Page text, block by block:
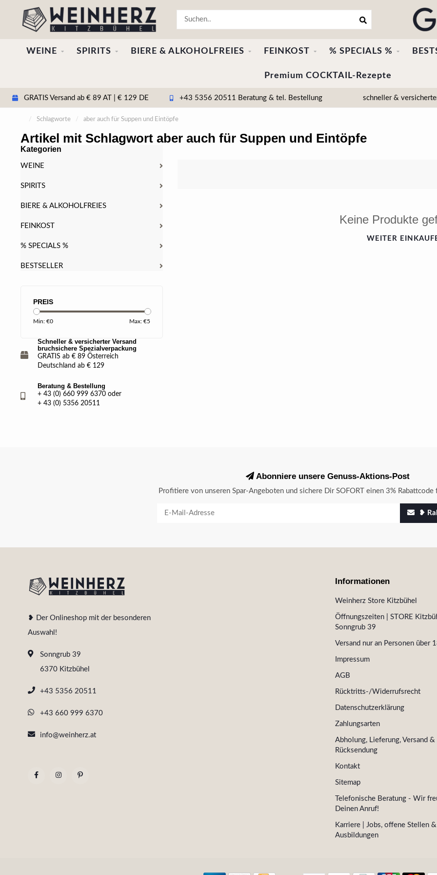
WEINE SPIRITS BIERE & ALKOHOLFREIES FEINKOST % SPECIALS %
Premium COCKTAIL-Rezepte
GRATIS Versand ab € 89 AT | € 129 DE +43 5356 20511 Beratung & tel. Bestellung schneller &
/ Schlagworte / aber auch für Suppen und Eintöpfe
Artikel mit Schlagwort aber auch für Suppen und Eintöpfe
PREIS
Min: €0 Max: €5
Kategorien
WEINE
SPIRITS
BIERE & ALKOHOLFREIES
FEINKOST
% SPECIALS %
BESTSELLER
Schneller & versicherter Versand
bruchsichere Spezialverpackung
GRATIS ab € 89 Österreich
Deutschland ab € 129
Beratung & Bestellung
+ 43 (0) 660 999 6370 oder
+ 43 (0) 5356 20511
Keine Produkte
WEITER
Abonniere unsere Genuss-Aktions-Post
Profitiere von unseren Spar-Angeboten und sichere Dir SOFORT einen 3% Rabattcode
❥
❥ Der Onlineshop mit der besonderen
Auswahl!
Sonngrub 39
6370 Kitzbühel
+43 5356 20511
+43 660 999 6370
info@weinherz.at
Informationen
Weinherz Store Kitzbühel
Öffnungszeiten | STORE
Sonngrub 39
Versand nur an Personen über
Impressum
AGB
Rücktritts-/Widerrufsrecht
Datenschutzerklärung
Zahlungsarten
Abholung, Lieferung, Versand &
Rücksendung
Kontakt
Sitemap
Telefonische Beratung - Wir
Deinen Anruf!
Karriere | Jobs, offene Stellen &
Ausbildungen